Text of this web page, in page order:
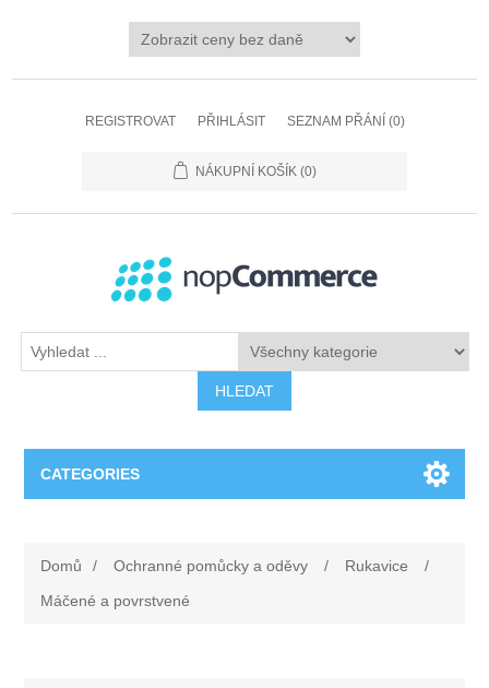
REGISTROVAT PŘIHLÁSIT SEZNAM PŘÁNÍ (0)
NÁKUPNÍ KOŠÍK (0)
HLEDAT
CATEGORIES
Oděvy
Drogerie a ostatní vybavení
Domů / Ochranné pomůcky a oděvy / Rukavice
/
Máčené a povrstvené